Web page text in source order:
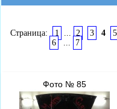
Страница: 1 ... 2 3 4
5
6 ... 7
Фото № 85